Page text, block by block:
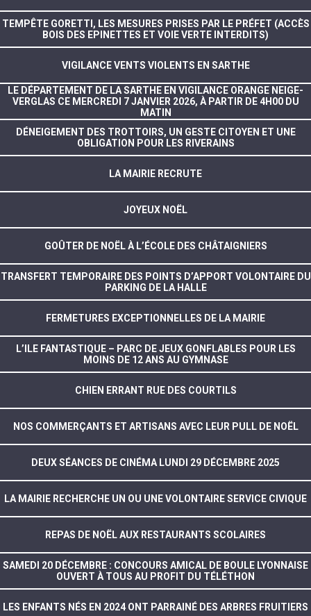
TEMPÊTE GORETTI, LES MESURES PRISES PAR LE PRÉFET (ACCÈS
BOIS DES EPINETTES ET VOIE VERTE INTERDITS)
VIGILANCE VENTS VIOLENTS EN SARTHE
LE DÉPARTEMENT DE LA SARTHE EN VIGILANCE ORANGE NEIGE-
VERGLAS CE MERCREDI 7 JANVIER 2026, À PARTIR DE 4H00 DU
MATIN
DÉNEIGEMENT DES TROTTOIRS, UN GESTE CITOYEN ET UNE
OBLIGATION POUR LES RIVERAINS
LA MAIRIE RECRUTE
JOYEUX NOËL
GOÛTER DE NOËL À L’ÉCOLE DES CHÂTAIGNIERS
TRANSFERT TEMPORAIRE DES POINTS D’APPORT VOLONTAIRE DU
PARKING DE LA HALLE
FERMETURES EXCEPTIONNELLES DE LA MAIRIE
L’ILE FANTASTIQUE – PARC DE JEUX GONFLABLES POUR LES
MOINS DE 12 ANS AU GYMNASE
CHIEN ERRANT RUE DES COURTILS
NOS COMMERÇANTS ET ARTISANS AVEC LEUR PULL DE NOËL
DEUX SÉANCES DE CINÉMA LUNDI 29 DÉCEMBRE 2025
LA MAIRIE RECHERCHE UN OU UNE VOLONTAIRE SERVICE CIVIQUE
REPAS DE NOËL AUX RESTAURANTS SCOLAIRES
SAMEDI 20 DÉCEMBRE : CONCOURS AMICAL DE BOULE LYONNAISE
OUVERT À TOUS AU PROFIT DU TÉLÉTHON
LES ENFANTS NÉS EN 2024 ONT PARRAINÉ DES ARBRES FRUITIERS